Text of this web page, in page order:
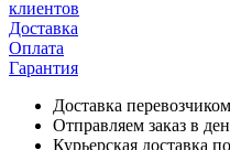
клиентов
Доставка
Оплата
Гарантия
Доставка перевозчиком
Отправляем заказ в
Курьерская доставка